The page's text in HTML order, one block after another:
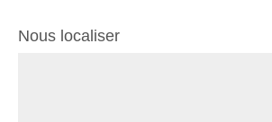
Nous localiser